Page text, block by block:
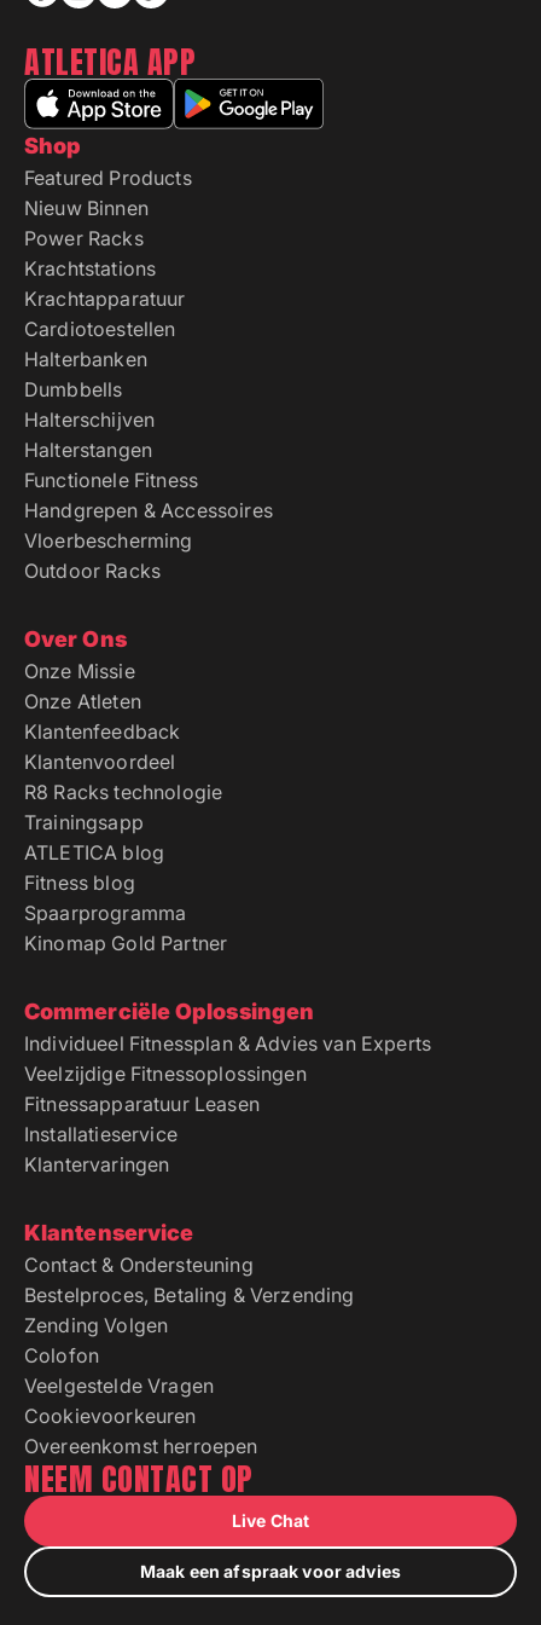
Shop
Featured Products
Nieuw Binnen
Power Racks
Krachtstations
Krachtapparatuur
Cardiotoestellen
Halterbanken
Dumbbells
Halterschijven
Halterstangen
Functionele Fitness
Handgrepen & Accessoires
Vloerbescherming
Outdoor Racks
Over Ons
Onze Missie
Onze Atleten
Klantenfeedback
Klantenvoordeel
R8 Racks technologie
Trainingsapp
ATLETICA blog
Fitness blog
Spaarprogramma
Kinomap Gold Partner
Commerciële Oplossingen
Individueel Fitnessplan & Advies van Experts
Veelzijdige Fitnessoplossingen
Fitnessapparatuur Leasen
Installatieservice
Klantervaringen
Klantenservice
Contact & Ondersteuning
Bestelproces, Betaling & Verzending
Zending Volgen
Colofon
Veelgestelde Vragen
Cookievoorkeuren
Overeenkomst herroepen
ATLETICA APP
NEEM CONTACT OP
Live Chat
Maak een afspraak voor advies